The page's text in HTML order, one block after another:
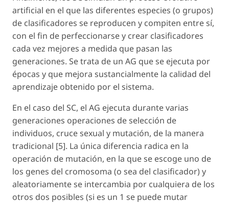
artificial en el que las diferentes especies (o grupos)
de clasificadores se reproducen y compiten entre sí,
con el fin de perfeccionarse y crear clasificadores
cada vez mejores a medida que pasan las
generaciones. Se trata de un AG que se ejecuta por
épocas y que mejora sustancialmente la calidad del
aprendizaje obtenido por el sistema.
En el caso del SC, el AG ejecuta durante varias
generaciones operaciones de selección de
individuos, cruce sexual y mutación, de la manera
tradicional [5]. La única diferencia radica en la
operación de mutación, en la que se escoge uno de
los genes del cromosoma (o sea del clasificador) y
aleatoriamente se intercambia por cualquiera de los
otros dos posibles (si es un 1 se puede mutar